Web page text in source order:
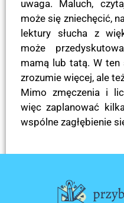
uwaga. Maluch,
może się zniechęcić,
lektury słucha z
może
mamą lub tatą. W
zrozumie więcej, ale
Mimo zmęczenia i
więc zaplanować
wspólne zagłębienie
Akcesoria do zabawy w sklep